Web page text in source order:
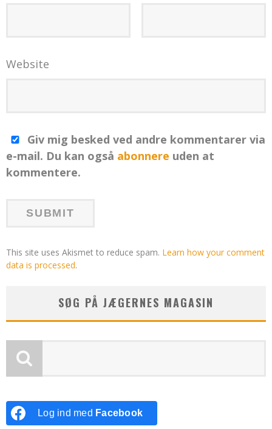
Website
Giv mig besked ved andre kommentarer via
e-mail. Du kan også abonnere uden at
kommentere.
This site uses Akismet to reduce spam. Learn how your comment
data is processed.
SØG PÅ JÆGERNES MAGASIN
Log ind med Facebook